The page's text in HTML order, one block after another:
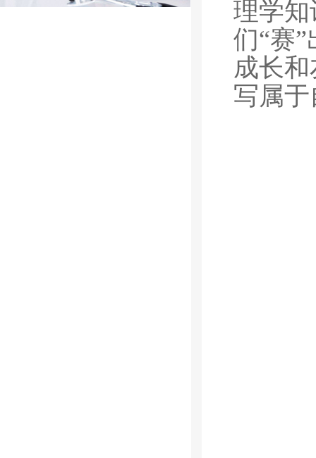
理学
们“赛
成长
写属